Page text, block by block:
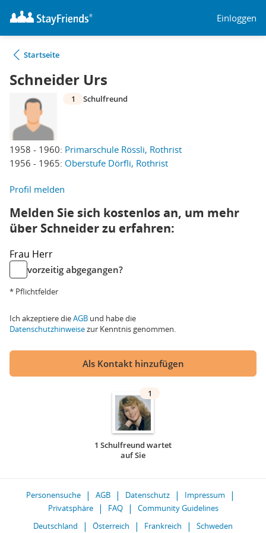
Einloggen
Startseite
Schneider Urs
1958 - 1960: Primarschule Rössli, Rothrist
1956 - 1965: Oberstufe Dörfli, Rothrist
1 Schulfreund
Profil melden
Melden Sie sich kostenlos an, um mehr
über Schneider zu erfahren:
Frau Herr
vorzeitig abgegangen?
* Pflichtfelder
Ich akzeptiere dieAGB und habe die
Datenschutzhinweisezur Kenntnis genommen.
Als Kontakt hinzufügen
1
1 Schulfreund wartet
auf Sie
Personensuche AGB Datenschutz
Impressum
Privatsphäre
FAQ
Community Guidelines
Deutschland
Österreich Frankreich Schweden